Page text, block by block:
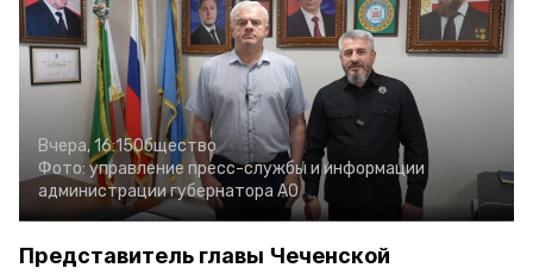
Вчера, 16:15Общество
Фото: управление пресс-службы и информации
администрации губернатора АО
Представитель главы Чеченской